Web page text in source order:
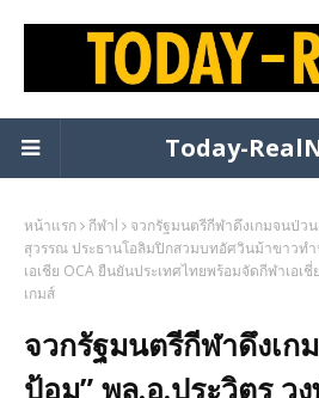
Today-
หน้าแรก กีฬาl
จวกรัฐมนตรีกีฬาดึงเกมจนป่ว
สุวรรณ ประธานโอลิมปิกสวมบทอัศวินม้าขาวท
เอเชีย OCA ยืนยันประเทศไทยพร้อมจัดกีฬาเอเ
เกมส์
จวกรัฐมนตรีกีฬาดึงเก
ป้อม” พล.อ.ประวิตร ว